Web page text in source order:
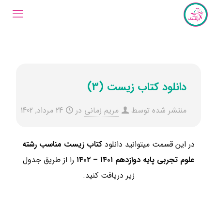
دانلود کتاب زیست (3)
منتشر شده توسط مریم زمانی در 24 مرداد, 1402
در این قسمت میتوانید دانلود کتاب زیست مناسب رشته
علوم تجربی ​پایه دوازدهم ۱۴۰۱ – ۱۴۰۲
را از طریق جدول
زیر دریافت کنید.